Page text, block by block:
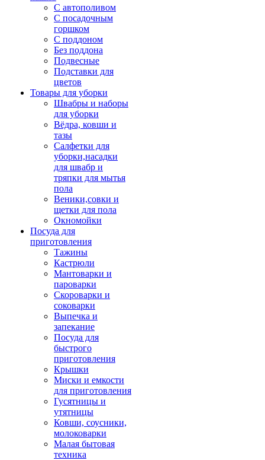
С автополивом
С посадочным
горшком
С поддоном
Без поддона
Подвесные
Подставки для
цветов
Товары для уборки
Швабры и наборы
для уборки
Вёдра, ковши и
тазы
Салфетки для
уборки,насадки
для швабр и
тряпки для мытья
пола
Веники,совки и
щетки для пола
Окномойки
Посуда для
приготовления
Тажины
Кастрюли
Мантоварки и
пароварки
Скороварки и
соковарки
Выпечка и
запекание
Посуда для
быстрого
приготовления
Крышки
Миски и емкости
для приготовления
Гусятницы и
утятницы
Ковши, соусники,
молоковарки
Малая бытовая
техника